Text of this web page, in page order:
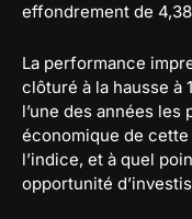
effondrement de
La performance
clôturé à la hausse à
l’une des années
économique de
l’indice, et à quel
opportunité